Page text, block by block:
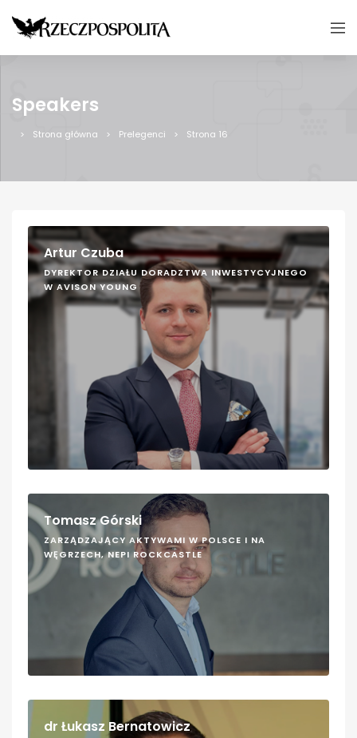
Speakers
Strona główna Prelegenci Strona 16
Artur Czuba
DYREKTOR DZIAŁU DORADZTWA INWESTYCYJNEGO
W AVISON YOUNG
Tomasz Górski
ZARZĄDZAJĄCY AKTYWAMI W POLSCE I NA
WĘGRZECH, NEPI ROCKCASTLE
dr Łukasz Bernatowicz